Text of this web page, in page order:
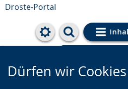
Droste-Portal
Cookie-
Dürfen wir